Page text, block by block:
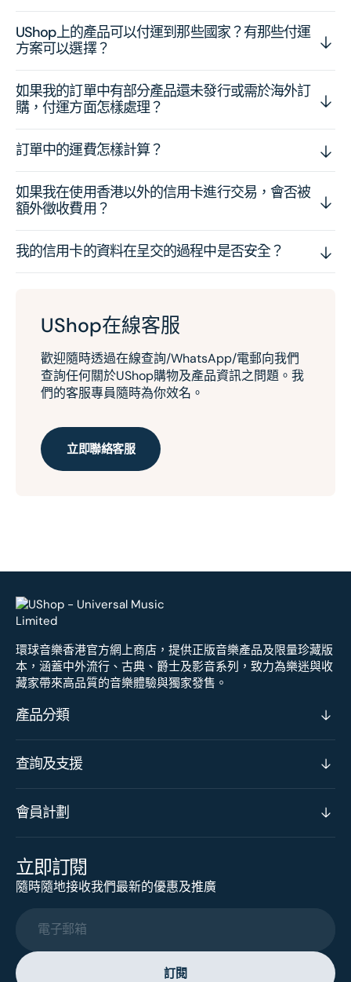
UShop上的產品可以付運到那些國家？有那些付運
方案可以選擇？
如果我的訂單中有部分產品還未發行或需於海外訂
購，付運方面怎樣處理？
訂單中的運費怎樣計算？
如果我在使用香港以外的信用卡進行交易，會否被
額外徵收費用？
我的信用卡的資料在呈交的過程中是否安全？
UShop在線客服
歡迎隨時透過在線查詢/WhatsApp/電郵向我們
查詢任何關於UShop購物及產品資訊之問題。我
們的客服專員隨時為你效名。
立即聯絡客服
環球音樂香港官方網上商店，提供正版音樂產品及限量珍藏版
本，涵蓋中外流行、古典、爵士及影音系列，致力為樂迷與收
藏家帶來高品質的音樂體驗與獨家發售。
產品分類
查詢及支援
會員計劃
立即訂閱
隨時隨地接收我們最新的優惠及推廣
電子郵箱
訂閱